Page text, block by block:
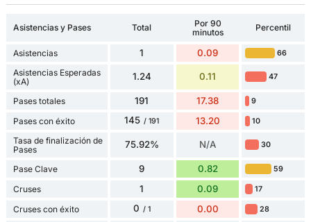
Asistencias y Pases Total
Por 90
minutos
Percentil
Asistencias 1 0.09 66
Asistencias Esperadas
(xA)
1.24 0.11 47
Pases totales 191 17.38 9
Pases con éxito 145 / 191 13.20 10
Tasa de finalización de
Pases
75.92% N/A 30
Pase Clave 9 0.82 59
Cruses 1 0.09 17
Cruses con éxito 0 / 1 0.00 28